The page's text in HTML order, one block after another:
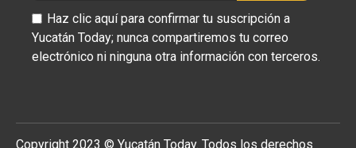
Haz clic aquí para confirmar tu suscripción a
Yucatán Today; nunca compartiremos tu correo
electrónico ni ninguna otra información con terceros.
Copyright 2023 © Yucatán Today. Todos los derechos